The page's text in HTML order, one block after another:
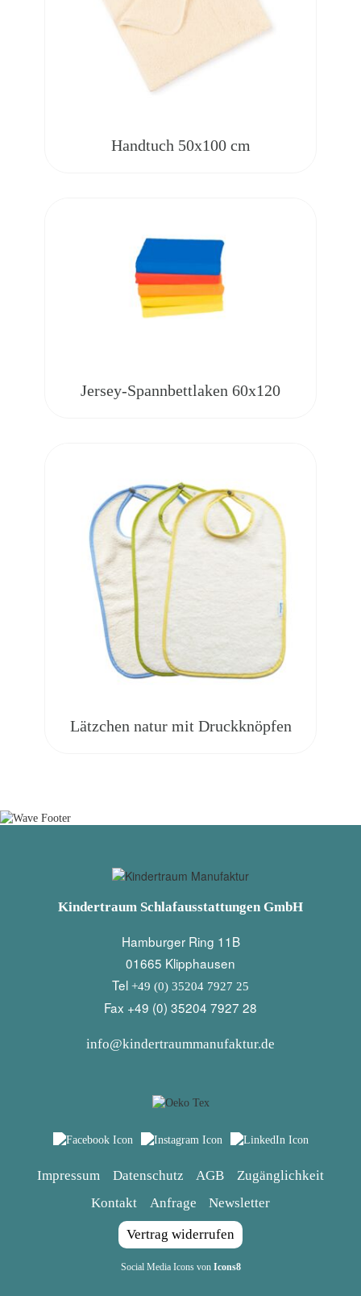
Handtuch 50x100 cm
Jersey-Spannbettlaken 60x120
Lätzchen natur mit Druckknöpfen
Kindertraum Schlafausstattungen GmbH
Hamburger Ring 11B
01665 Klipphausen
Tel +49 (0) 35204 7927 25
Fax +49 (0) 35204 7927 28
info@kindertraummanufaktur.de
Impressum Datenschutz AGB
Zugänglichkeit
Kontakt
Anfrage Newsletter
Vertrag widerrufen
Social Media Icons von Icons8